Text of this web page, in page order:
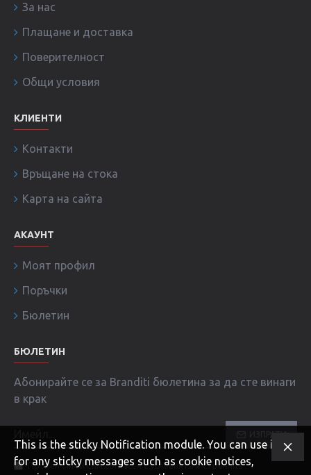
За нас
Плащане и доставка
Поверителност
Общи условия
КЛИЕНТИ
Контакти
Връщане на стока
Карта на сайта
АКАУНТ
Моят профил
Поръчки
Бюлетин
БЮЛЕТИН
Абонирайте се за Branditi бюлетина за да сте винаги
в крак
ИЗПРАТИ
Прочел съм и съм съгласен с условията в страница
This is the sticky Notification module. You can use it
for any sticky messages such as cookie notices,